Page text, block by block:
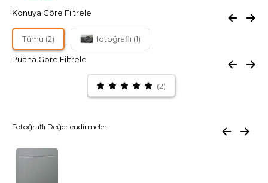
Konuya Göre Filtrele
Tümü (2) fotoğraflı (1)
Puana Göre Filtrele
(2)
Fotoğraflı Değerlendirmeler